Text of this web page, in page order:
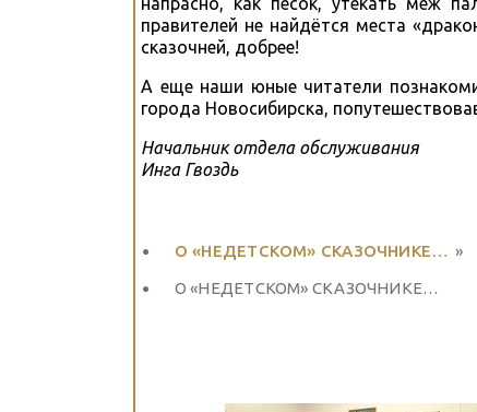
правителей не найдётся места
сказочней, добрее!
А еще наши юные читатели
города Новосибирска,
Начальник отдела обслуживания
Инга Гвоздь
О «НЕДЕТСКОМ» СКАЗОЧНИКЕ… »
О «НЕДЕТСКОМ» СКАЗОЧНИКЕ…